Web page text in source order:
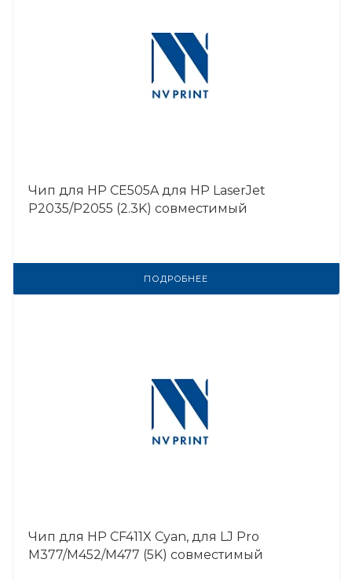
Чип для HP CE505A для HP LaserJet
P2035/P2055 (2.3K) совместимый
ПОДРОБНЕЕ
Чип для HP CF411X Cyan, для LJ Pro
M377/M452/M477 (5K) совместимый